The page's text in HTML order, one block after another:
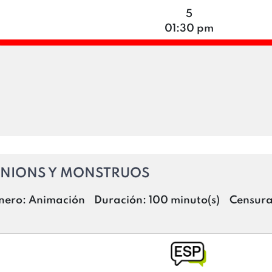
5
01:30 pm
Y MONSTRUOS
Animación Duración:100 minuto(s)